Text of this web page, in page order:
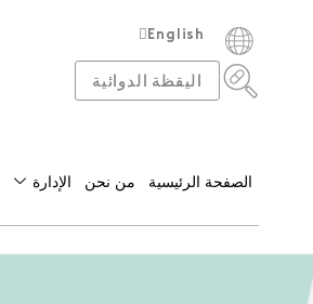
English
Français
اليقظة الدوائية
الصفحة الرئيسية من نحن الإدارة